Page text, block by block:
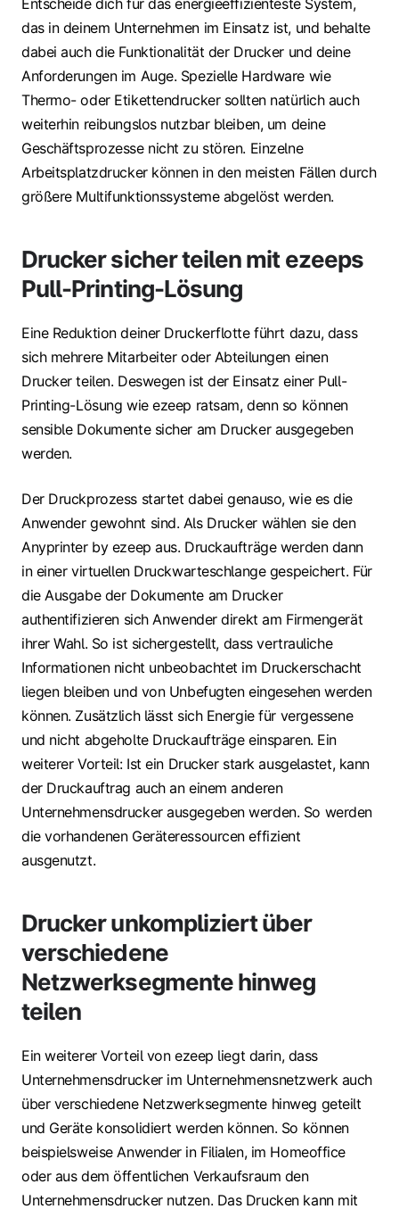
das in deinem Unternehmen im Einsatz ist, und behalte
dabei auch die Funktionalität der Drucker und deine
Anforderungen im Auge. Spezielle Hardware wie
Thermo- oder Etikettendrucker sollten natürlich auch
weiterhin reibungslos nutzbar bleiben, um deine
Geschäftsprozesse nicht zu stören. Einzelne
Arbeitsplatzdrucker können in den meisten Fällen durch
größere Multifunktionssysteme abgelöst werden.
Drucker sicher teilen mit ezeeps
Pull-Printing-Lösung
Eine Reduktion deiner Druckerflotte führt dazu, dass
sich mehrere Mitarbeiter oder Abteilungen einen
Drucker teilen. Deswegen ist der Einsatz einer Pull-
Printing-Lösung wie ezeep ratsam, denn so können
sensible Dokumente sicher am Drucker ausgegeben
werden.
Der Druckprozess startet dabei genauso, wie es die
Anwender gewohnt sind. Als Drucker wählen sie den
Anyprinter by ezeep aus. Druckaufträge werden dann
in einer virtuellen Druckwarteschlange gespeichert. Für
die Ausgabe der Dokumente am Drucker
authentifizieren sich Anwender direkt am Firmengerät
ihrer Wahl. So ist sichergestellt, dass vertrauliche
Informationen nicht unbeobachtet im Druckerschacht
liegen bleiben und von Unbefugten eingesehen werden
können. Zusätzlich lässt sich Energie für vergessene
und nicht abgeholte Druckaufträge einsparen. Ein
weiterer Vorteil: Ist ein Drucker stark ausgelastet, kann
der Druckauftrag auch an einem anderen
Unternehmensdrucker ausgegeben werden. So werden
die vorhandenen Geräteressourcen effizient
ausgenutzt.
Drucker unkompliziert über
verschiedene
Netzwerksegmente hinweg
teilen
Ein weiterer Vorteil von ezeep liegt darin, dass
Unternehmensdrucker im Unternehmensnetzwerk auch
über verschiedene Netzwerksegmente hinweg geteilt
und Geräte konsolidiert werden können. So können
beispielsweise Anwender in Filialen, im Homeoffice
oder aus dem öffentlichen Verkaufsraum den
Unternehmensdrucker nutzen. Das Drucken kann mit